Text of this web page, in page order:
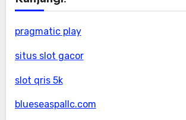
pragmatic play
situs slot gacor
slot qris 5k
blueseaspallc.com